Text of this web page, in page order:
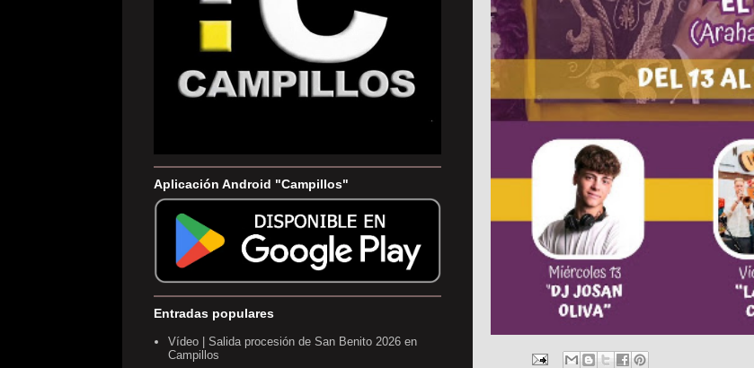
Aplicación Android "Campillos"
Entradas populares
Vídeo | Salida procesión de San Benito 2026 en
Campillos